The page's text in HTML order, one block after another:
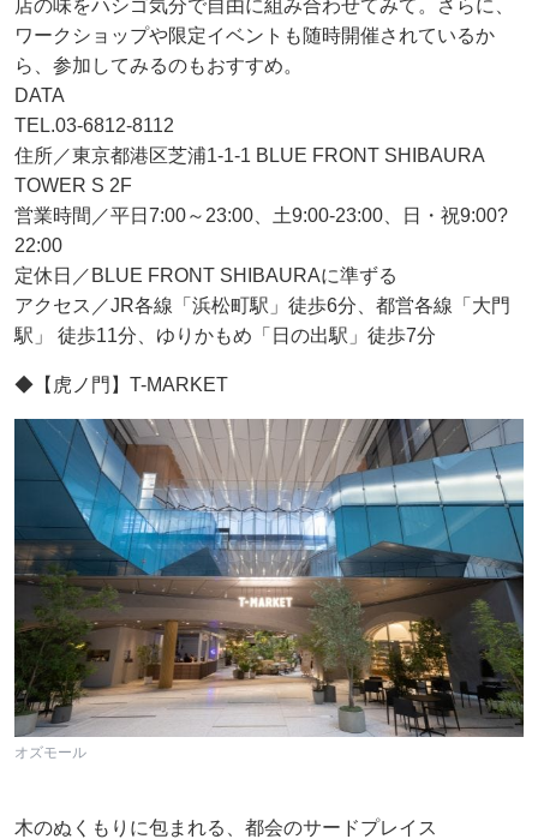
店の味をハシゴ気分で自由に組み合わせてみて。さらに、
ワークショップや限定イベントも随時開催されているか
ら、参加してみるのもおすすめ。
DATA
TEL.03-6812-8112
住所／東京都港区芝浦1-1-1 BLUE FRONT SHIBAURA
TOWER S 2F
営業時間／平日7:00～23:00、土9:00-23:00、日・祝9:00?
22:00
定休日／BLUE FRONT SHIBAURAに準ずる
アクセス／JR各線「浜松町駅」徒歩6分、都営各線「大門
駅」 徒歩11分、ゆりかもめ「日の出駅」徒歩7分
◆【虎ノ門】T-MARKET
オズモール
木のぬくもりに包まれる、都会のサードプレイス